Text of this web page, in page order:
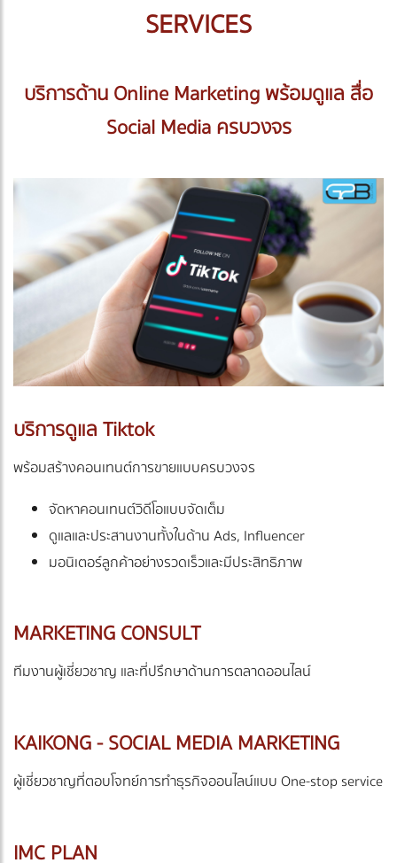
SERVICES
บริการด้าน Online Marketing พร้อมดูแล สื่อ
Social Media ครบวงจร
บริการดูแล Tiktok
พร้อมสร้างคอนเทนต์การขายแบบครบวงจร
จัดหาคอนเทนต์วิดีโอแบบจัดเต็ม
ดูแลและประสานงานทั้งในด้าน Ads, Influencer
มอนิเตอร์ลูกค้าอย่างรวดเร็วและมีประสิทธิภาพ
MARKETING CONSULT
ทีมงานผู้เชี่ยวชาญ และที่ปรึกษาด้านการตลาดออนไลน์
KAIKONG - SOCIAL MEDIA MARKETING
ผู้เชี่ยวชาญที่ตอบโจทย์การทำธุรกิจออนไลน์แบบ One-stop service
IMC PLAN